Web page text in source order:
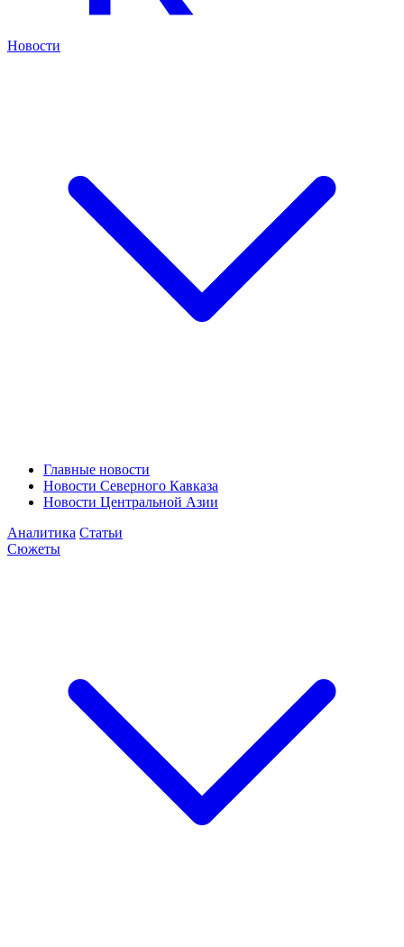
Новости
Главные новости
Новости Северного Кавказа
Новости Центральной Азии
Аналитика Статьи
Сюжеты